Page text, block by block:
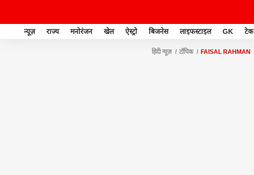
न्यूज़ राज्य मनोरंजन खेल ऐस्ट्रो बिजनेस लाइफस्टाइल GK टेक
हिंदी न्यूज़ टॉपिक FAISAL RAHMAN